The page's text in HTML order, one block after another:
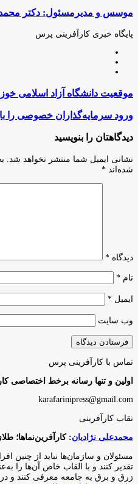
از
ایمیل
موسس و مدیرمسئول: دکتر
پایگاه خبری کارآفرینی پرس
موقعیت
دانشگاه
اسلامی
خوزستان
در
خصوص
کارآفرینی
موقعیت دانشگاه آزاد اسلامی
ورود
خصوصی
باید
به
ورود سرمایه‌گذاران خصوصی را
دیدگاهتان را بنویسید
نشانی ایمیل شما منتشر نخواهد شد.
شده‌اند *
دیدگاه *
نام *
ایمیل *
وب‌ سایت
تماس با کارآفرینی پرس
اولین و تنها رسانه برخط اختصاصی
karafarinipress@gmail.com
نقاب کارآفرینی
محمدعلی نژادیان: کارآفرین‌نماها؛
مسئولان و سازمان‌ها نباید از چنین
تقدیر کنند و با القاب خاص آ‌ن‌ها را
زرق و برق به جامعه معرفی کنند و در